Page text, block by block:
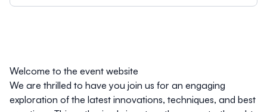
Welcome to the event website
We are thrilled to have you join us for an engaging
exploration of the latest innovations, techniques, and best